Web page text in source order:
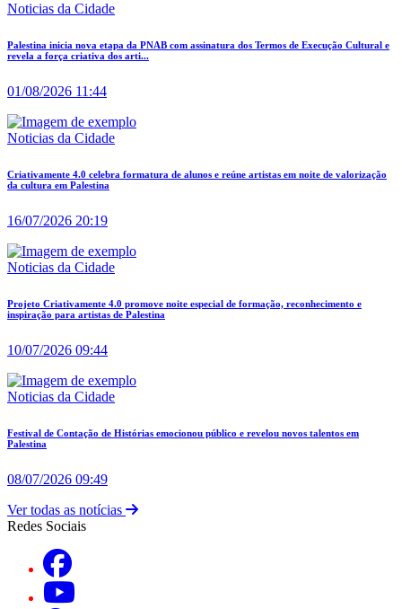
Noticias da Cidade
Palestina inicia nova etapa da PNAB com assinatura dos Termos de Execução Cultural e
revela a força criativa dos arti...
01/08/2026 11:44
Noticias da Cidade
Criativamente 4.0 celebra formatura de alunos e reúne artistas em noite de valorização
da cultura em Palestina
16/07/2026 20:19
Noticias da Cidade
Projeto Criativamente 4.0 promove noite especial de formação, reconhecimento e
inspiração para artistas de Palestina
10/07/2026 09:44
Noticias da Cidade
Festival de Contação de Histórias emocionou público e revelou novos talentos em
Palestina
08/07/2026 09:49
Ver todas as notícias
Redes Sociais